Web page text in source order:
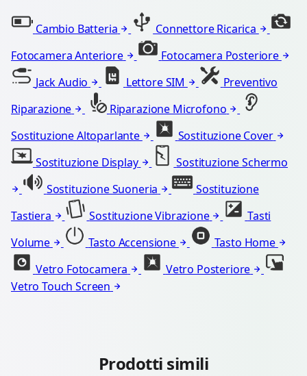
Cambio Batteria
Connettore Ricarica
Fotocamera Anteriore
Fotocamera Posteriore
Jack Audio
Lettore SIM
Preventivo
Riparazione
Riparazione Microfono
Sostituzione Altoparlante
Sostituzione Cover
Sostituzione Display
Sostituzione Schermo
Sostituzione Suoneria
Sostituzione
Tastiera
Sostituzione Vibrazione
Tasti
Volume
Tasto Accensione
Tasto Home
Vetro Fotocamera
Vetro Posteriore
Vetro Touch Screen
Prodotti simili